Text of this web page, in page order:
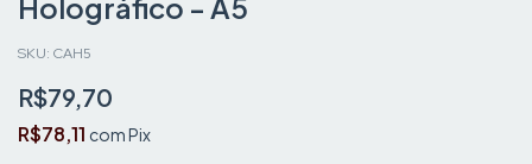
Holográfico - A5
SKU: CAH5
R$79,70
R$78,11 comPix